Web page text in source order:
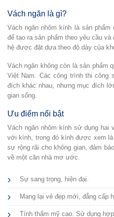
Vách ngăn là gì?
Vách ngăn nhôm kính là sản
để tạo ra sản phẩm theo yêu cầu
hệ được đặt dựa theo độ dày của
Vách ngăn không còn là sản phẩm
Việt Nam. Các công trình thi công
đích khác nhau, nhưng mục đích
gian sống.
Ưu điểm nổi bật
Vách ngăn nhôm kính sử dụng hai
với kính, trong đó kính được xem là
sự rộng rãi cho không gian, đảm
về một căn nhà mơ ước.
Sự sang trọng, hiện đại.
Mang lại vẻ đẹp mới, đẳng cấp
Tính thẩm mỹ cao. Sử dụng hợp